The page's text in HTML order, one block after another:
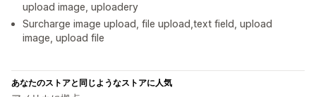
upload image, uploadery
Surcharge image upload, file upload,text field, upload
image, upload file
あなたのストアと同じようなストアに人気